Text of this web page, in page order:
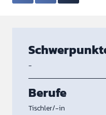
-
Berufe
Tischler/-in